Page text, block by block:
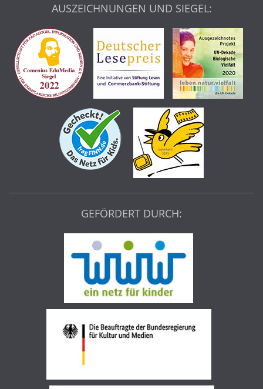
AUSZEICHNUNGEN UND SIEGEL:
GEFÖRDERT DURCH: